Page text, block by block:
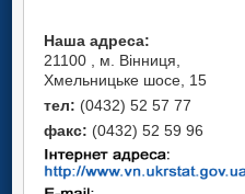
Наша адреса:
21100 , м. Вінниця,
Хмельницьке шосе, 15
тел: (0432) 52 57 77
факс: (0432) 52 59 96